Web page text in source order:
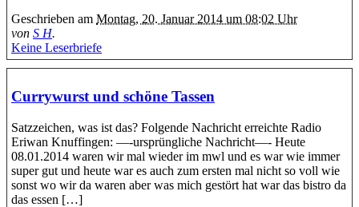
Geschrieben am Montag, 20. Januar 2014 um 08:02 Uhr
von S H.
Keine Leserbriefe
Currywurst und schöne Tassen
Satzzeichen, was ist das? Folgende Nachricht erreichte Radio
Eriwan Knuffingen: —-ursprüngliche Nachricht—- Heute
08.01.2014 waren wir mal wieder im mwl und es war wie immer
super gut und heute war es auch zum ersten mal nicht so voll wie
sonst wo wir da waren aber was mich gestört hat war das bistro da
das essen […]